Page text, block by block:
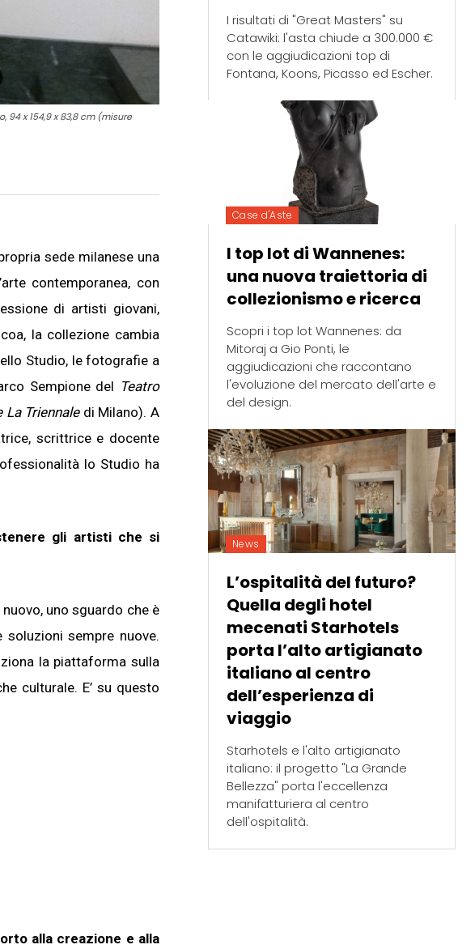
94 x 154,9 x 83,8 cm (misure
sede milanese una
contemporanea, con
di artisti giovani,
la collezione cambia
Studio, le fotografie a
Sempione del Teatro
La Triennaledi Milano). A
scrittrice e docente
lo Studio ha
gli artisti che si
uno sguardo che è
sempre nuove.
la piattaforma sulla
culturale. E’ su questo
alla creazione e alla
I risultati di "Great Masters" su
Catawiki: l'asta chiude a 300.000 €
con le aggiudicazioni top di
Fontana, Koons, Picasso ed Escher.
Case d'Aste
I top lot di Wannenes:
una nuova traiettoria di
collezionismo e ricerca
Scopri i top lot Wannenes: da
Mitoraj a Gio Ponti, le
aggiudicazioni che raccontano
l'evoluzione del mercato dell'arte e
del design.
News
L’ospitalità del futuro?
Quella degli hotel
mecenati Starhotels
porta l’alto artigianato
italiano al centro
dell’esperienza di
viaggio
Starhotels e l'alto artigianato
italiano: il progetto "La Grande
Bellezza" porta l'eccellenza
manifatturiera al centro
dell'ospitalità.
2026!
Guida Mercato dell'Arte